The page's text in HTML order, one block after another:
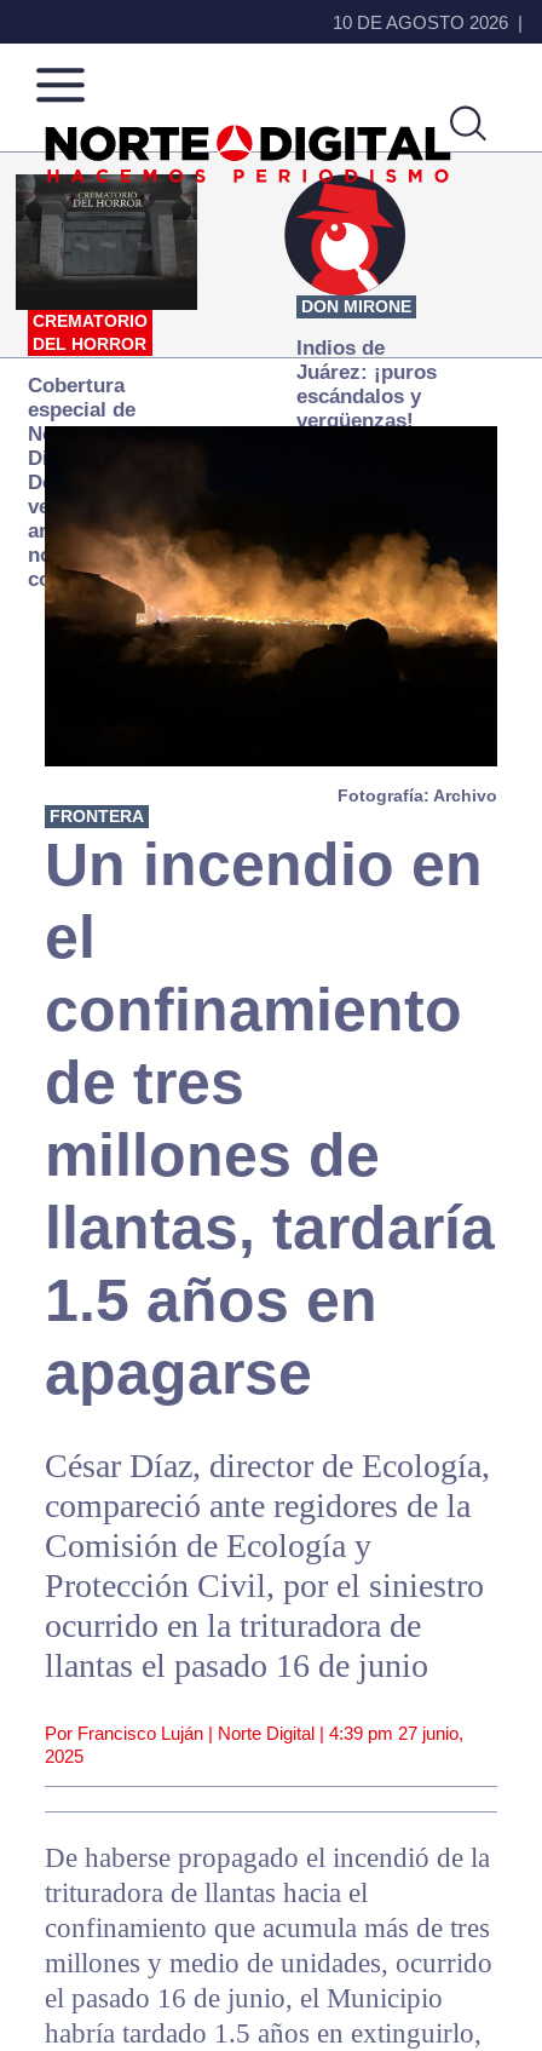
10 DE AGOSTO 2026
Norte
de
Ciudad
Más
que
noticias,
hacemos periodismo
CREMATORIO
DEL HORROR
Cobertura
especial de
Norte
Digital:
Donde la
verdad
arde… pero
no se
consume
DON MIRONE
Indios de
Juárez: ¡puros
escándalos y
vergüenzas!
Fotografía: Archivo
FRONTERA
Un incendio en
el
confinamiento
de tres
millones de
llantas, tardaría
1.5 años en
apagarse
César Díaz, director de Ecología,
compareció ante regidores de la
Comisión de Ecología y
Protección Civil, por el siniestro
ocurrido en la trituradora de
llantas el pasado 16 de junio
Por Francisco Luján | Norte Digital | 4:39 pm 27 junio,
2025
De haberse propagado el incendió de la
trituradora de llantas hacia el
confinamiento que acumula más de tres
millones y medio de unidades, ocurrido
el pasado 16 de junio, el Municipio
habría tardado 1.5 años en extinguirlo,